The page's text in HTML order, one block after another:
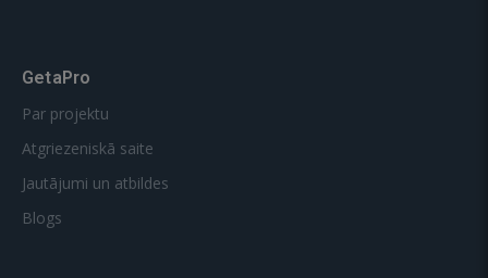
GetaPro
Par projektu
Atgriezeniskā saite
Jautājumi un atbildes
Blogs